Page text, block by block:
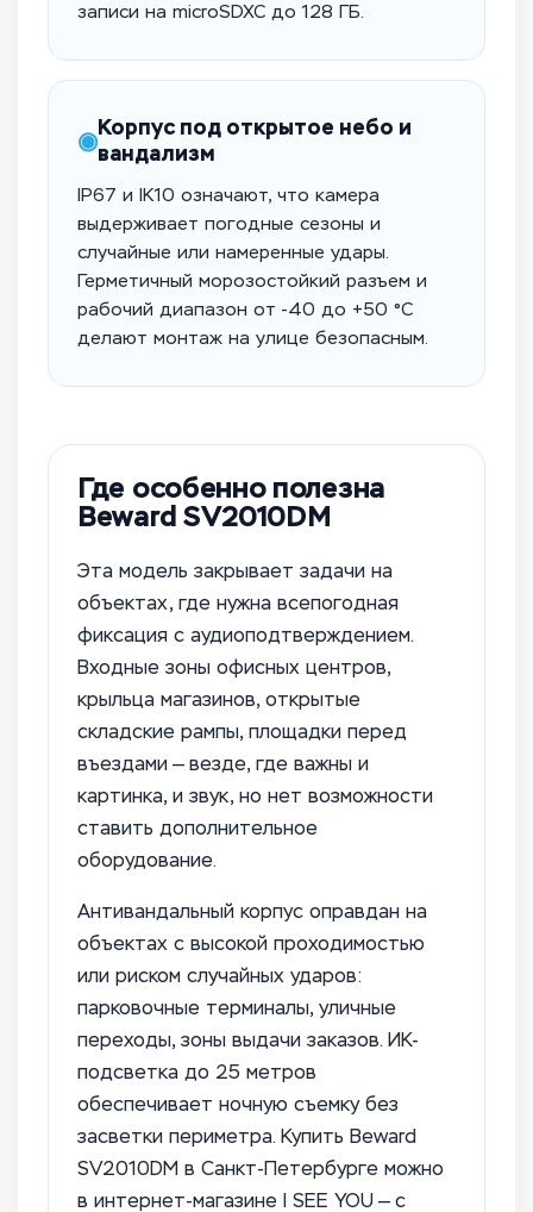
записи на microSDXC до 128 ГБ.
◉Корпус под открытое небо и
вандализм
IP67 и IK10 означают, что камера
выдерживает погодные сезоны и
случайные или намеренные удары.
Герметичный морозостойкий разъем и
рабочий диапазон от -40 до +50 °C
делают монтаж на улице безопасным.
Где особенно полезна
Beward SV2010DM
Эта модель закрывает задачи на
объектах, где нужна всепогодная
фиксация с аудиоподтверждением.
Входные зоны офисных центров,
крыльца магазинов, открытые
складские рампы, площадки перед
въездами — везде, где важны и
картинка, и звук, но нет возможности
ставить дополнительное
оборудование.
Антивандальный корпус оправдан на
объектах с высокой проходимостью
или риском случайных ударов:
парковочные терминалы, уличные
переходы, зоны выдачи заказов. ИК-
подсветка до 25 метров
обеспечивает ночную съемку без
засветки периметра. Купить Beward
SV2010DM в Санкт-Петербурге можно
в интернет-магазине I SEE YOU — с